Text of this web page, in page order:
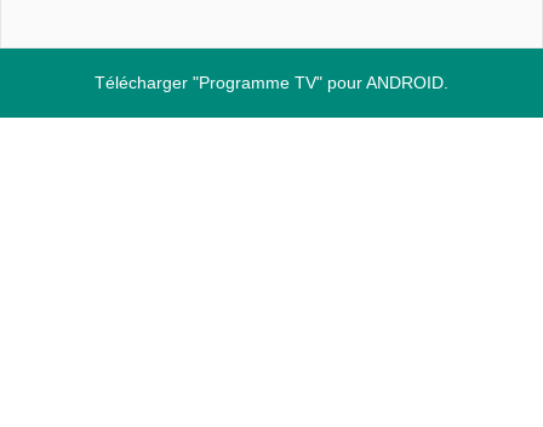
Télécharger "Programme TV" pour ANDROID.